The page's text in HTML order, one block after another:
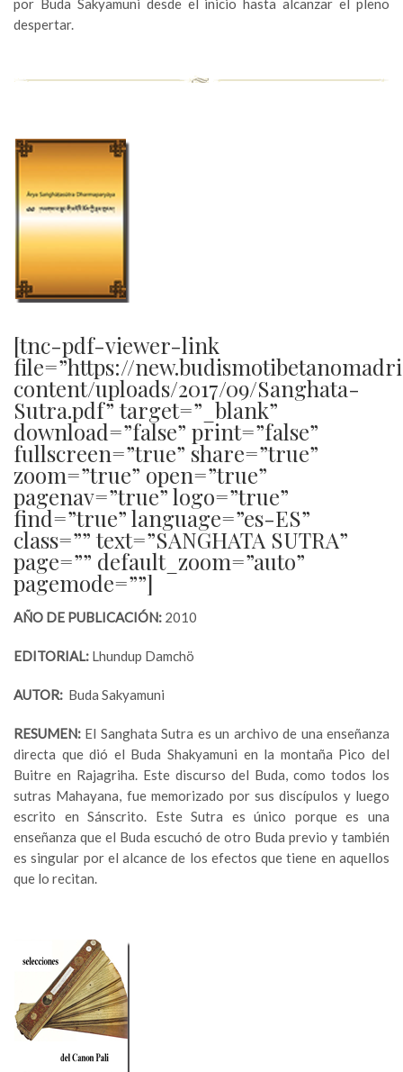
por Buda Sakyamuni desde el inicio hasta alcanzar el pleno
despertar.
[tnc-pdf-viewer-link
file=”https://
content/uploads/2017/09/Sanghata-
Sutra.pdf” target=”_blank”
download=”false” print=”false”
fullscreen=”true” share=”true”
zoom=”true” open=”true”
pagenav=”true” logo=”true”
find=”true” language=”es-ES”
class=”” text=”SANGHATA SUTRA”
page=”” default_zoom=”auto”
pagemode=””]
AÑO DE PUBLICACIÓN: 2010
EDITORIAL: Lhundup Damchö
AUTOR: Buda Sakyamuni
RESUMEN: El Sanghata Sutra es un archivo de una enseñanza
directa que dió el Buda Shakyamuni en la montaña Pico del
Buitre en Rajagriha. Este discurso del Buda, como todos los
sutras Mahayana, fue memorizado por sus discípulos y luego
escrito en Sánscrito. Este Sutra es único porque es una
enseñanza que el Buda escuchó de otro Buda previo y también
es singular por el alcance de los efectos que tiene en aquellos
que lo recitan.